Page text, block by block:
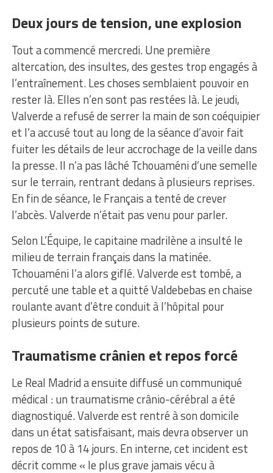
Deux jours de tension, une explosion
Tout a commencé mercredi. Une première
altercation, des insultes, des gestes trop engagés à
l’entraînement. Les choses semblaient pouvoir en
rester là. Elles n’en sont pas restées là. Le jeudi,
Valverde a refusé de serrer la main de son coéquipier
et l’a accusé tout au long de la séance d’avoir fait
fuiter les détails de leur accrochage de la veille dans
la presse. Il n’a pas lâché Tchouaméni d’une semelle
sur le terrain, rentrant dedans à plusieurs reprises.
En fin de séance, le Français a tenté de crever
l’abcès. Valverde n’était pas venu pour parler.
Selon L’Équipe, le capitaine madrilène a insulté le
milieu de terrain français dans la matinée.
Tchouaméni l’a alors giflé. Valverde est tombé, a
percuté une table et a quitté Valdebebas en chaise
roulante avant d’être conduit à l’hôpital pour
plusieurs points de suture.
Traumatisme crânien et repos forcé
Le Real Madrid a ensuite diffusé un communiqué
médical : un traumatisme crânio-cérébral a été
diagnostiqué. Valverde est rentré à son domicile
dans un état satisfaisant, mais devra observer un
repos de 10 à 14 jours. En interne, cet incident est
décrit comme « le plus grave jamais vécu à